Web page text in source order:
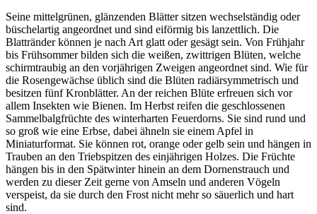
Seine mittelgrünen, glänzenden Blätter sitzen wechselständig oder
büschelartig angeordnet und sind eiförmig bis lanzettlich. Die
Blattränder können je nach Art glatt oder gesägt sein. Von Frühjahr
bis Frühsommer bilden sich die weißen, zwittrigen Blüten, welche
schirmtraubig an den vorjährigen Zweigen angeordnet sind. Wie für
die Rosengewächse üblich sind die Blüten radiärsymmetrisch und
besitzen fünf Kronblätter. An der reichen Blüte erfreuen sich vor
allem Insekten wie Bienen. Im Herbst reifen die geschlossenen
Sammelbalgfrüchte des winterharten Feuerdorns. Sie sind rund und
so groß wie eine Erbse, dabei ähneln sie einem Apfel in
Miniaturformat. Sie können rot, orange oder gelb sein und hängen in
Trauben an den Triebspitzen des einjährigen Holzes. Die Früchte
hängen bis in den Spätwinter hinein an dem Dornenstrauch und
werden zu dieser Zeit gerne von Amseln und anderen Vögeln
verspeist, da sie durch den Frost nicht mehr so säuerlich und hart
sind.